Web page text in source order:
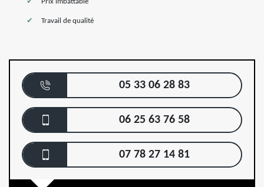
Travail de qualité
05 33 06 28 83
06 25 63 76 58
07 78 27 14 81